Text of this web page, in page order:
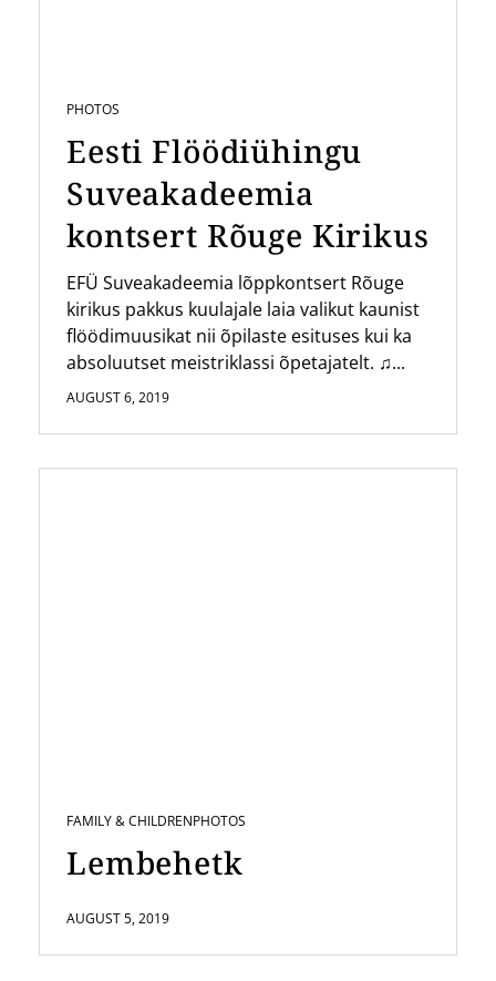
PHOTOS
Eesti Flöödiühingu
Suveakadeemia
kontsert Rõuge Kirikus
EFÜ Suveakadeemia lõppkontsert Rõuge
kirikus pakkus kuulajale laia valikut kaunist
flöödimuusikat nii õpilaste esituses kui ka
absoluutset meistriklassi õpetajatelt. ♫...
AUGUST 6, 2019
FAMILY & CHILDRENPHOTOS
Lembehetk
AUGUST 5, 2019